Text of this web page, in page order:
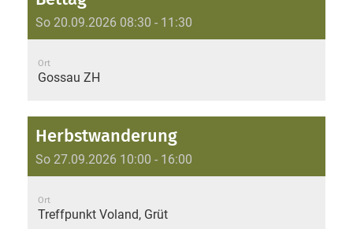
So 20.09.2026 08:30 - 11:30
Ort
Gossau ZH
Herbstwanderung
So 27.09.2026 10:00 - 16:00
Ort
Treffpunkt Voland, Grüt